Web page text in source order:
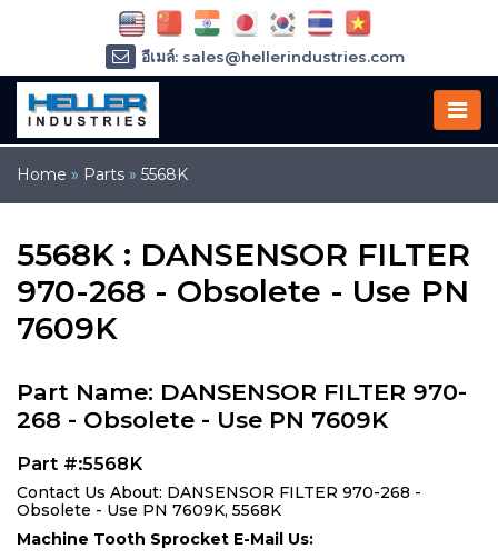
Home » Parts » 5568K
5568K : DANSENSOR FILTER
970-268 - Obsolete - Use PN
7609K
Part Name: DANSENSOR FILTER 970-
268 - Obsolete - Use PN 7609K
Part #:5568K
Contact Us About: DANSENSOR FILTER 970-268 -
Obsolete - Use PN 7609K, 5568K
Machine Tooth Sprocket E-Mail Us:
อีเมล์: sales@hellerindustries.com
อีเมล์: service@hellerindustries.com
โทรศัพท์ :